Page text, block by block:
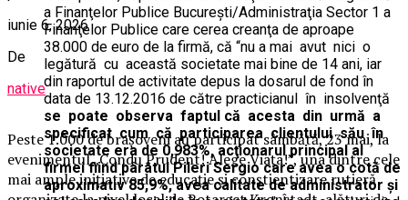
a Finanţelor Publice Bucureşti/Administraţia Sector 1 a
Finanţelor Publice care cerea creanţa de aproape
38.000 de euro de la firmă, că “nu a mai avut nici o
legătură cu această societate mai bine de 14 ani, iar
din raportul de activitate depus la dosarul de fond în
data de 13.12.2016 de către practicianul în insolvenţă
se poate observa faptul că acesta din urmă a
specificat cum că participarea clientului său în
societate era de 0,983%, acţionarul principal al
firmei fiind pârâtul Pileri Sergio care avea o cotă de
aproximativ 85,9%, avea calitate de administrator şi
iunie 6, 2026
De
native
Peste 1.000 de brașoveni au participat sâmbătă, 23 mai, la
evenimentul „Condu Prudent! Alege Viața!”, una dintre cele
mai ample inițiative de educație și conștientizare rutieră